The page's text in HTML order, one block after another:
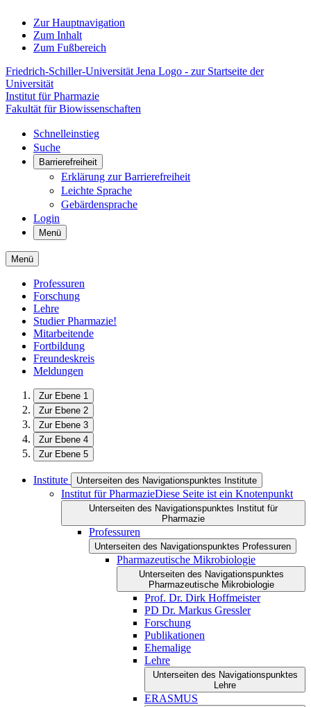
Zur Hauptnavigation
Zum Inhalt
Zum Fußbereich
Friedrich-Schiller-Universität Jena Logo - zur Startseite der
Universität
Institut für Pharmazie
Fakultät für Biowissenschaften
Schnelleinstieg
Suche
Barrierefreiheit
Erklärung zur Barrierefreiheit
Leichte Sprache
Gebärdensprache
Login
Menü
Menü
Professuren
Forschung
Lehre
Studier Pharmazie!
Mitarbeitende
Fortbildung
Freundeskreis
Meldungen
Zur Ebene 1
Zur Ebene 2
Zur Ebene 3
Zur Ebene 4
Zur Ebene 5
Institute Unterseiten des Navigationspunktes Institute
Institut für PharmazieDiese Seite ist ein Knotenpunkt
Unterseiten des Navigationspunktes Institut für
Pharmazie
Professuren
Unterseiten des Navigationspunktes Professuren
Pharmazeutische Mikrobiologie
Unterseiten des Navigationspunktes
Pharmazeutische Mikrobiologie
Prof. Dr. Dirk Hoffmeister
PD Dr. Markus Gressler
Forschung
Publikationen
Ehemalige
Lehre
Unterseiten des Navigationspunktes
Lehre
ERASMUS